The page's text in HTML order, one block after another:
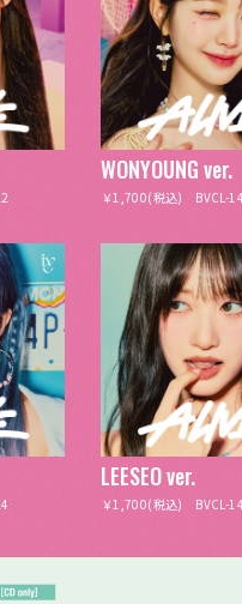
WONYOUNG ver.
￥1,700(税込) BVCL-
LEESEO ver.
￥1,700(税込) BVCL-